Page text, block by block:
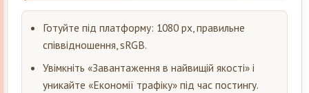
Готуйте під платформу: 1080 px, правильне
співвідношення, sRGB.
Увімкніть «Завантаження в найвищій якості» і
уникайте «Економії трафіку» під час постингу.